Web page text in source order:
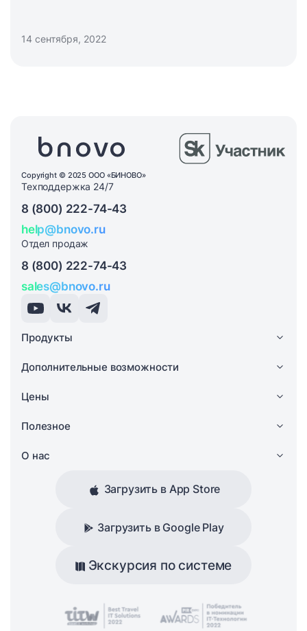
компании российской индустрии
университет SWISSAM.
14 сентября, 2022
Copyright © 2025 ООО «БИНОВО»
Техподдержка 24/7
8 (800) 222-74-43
help@bnovo.ru
Отдел продаж
8 (800) 222-74-43
sales@bnovo.ru
Продукты
Дополнительные возможности
Цены
Полезное
О нас
Загрузить в App Store
Загрузить в Google Play
Экскурсия по системе